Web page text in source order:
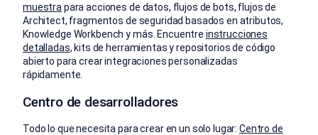
muestra para acciones de datos, flujos de bots, flujos de
Architect, fragmentos de seguridad basados en atributos,
Knowledge Workbench y más. Encuentre instrucciones
detalladas, kits de herramientas y repositorios de código
abierto para crear integraciones personalizadas
rápidamente.
Centro de desarrolladores
Todo lo que necesita para crear en un solo lugar: Centro de